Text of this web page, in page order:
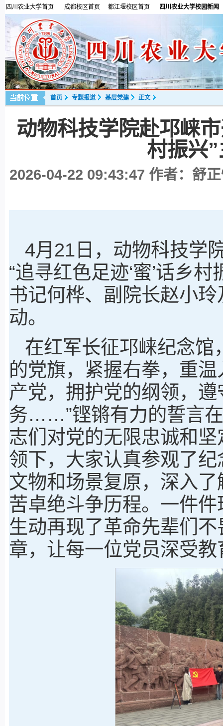
四川农业大学首页 成都校区首页 都江堰校区首页 四川农业大学校园新闻
首页 专题报道 基层党建 正文
动物科技学院赴邛崃
村振兴
2026-04-22 09:43:47 作者：舒
4月21日，动物科技学
“追寻红色足迹‘蜜’话乡
书记何桦、副院长赵小
动。
在红军长征邛崃纪念馆
的党旗，紧握右拳，重
产党，拥护党的纲领，
务……”铿锵有力的誓言
志们对党的无限忠诚和
领下，大家认真参观了
文物和场景复原，深入
苦卓绝斗争历程。一件
生动再现了革命先辈们
章，让每一位党员深受